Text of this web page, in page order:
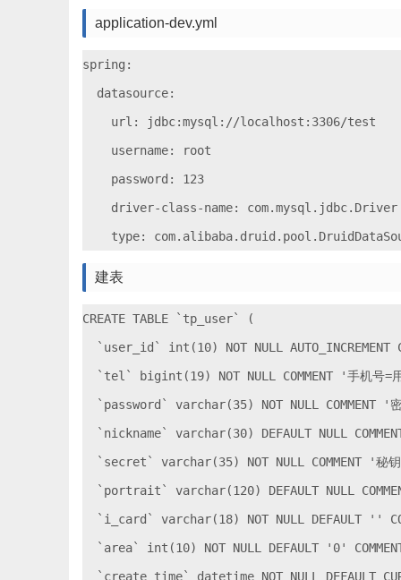
application-dev.yml
spring:
  datasource:
    url: jdbc:mysql://localhost:3306/test
    username: root
    password: 123
    driver-class-name: com.mysql.jdbc.Driver
建表
CREATE TABLE `tp_user` (
`user_id` int(10) NOT NULL AUTO_INCREMENT
`tel` bigint(19) NOT NULL COMMENT '手机号=
`password` varchar(35) NOT NULL COMMENT '
`nickname` varchar(30) DEFAULT NULL
`secret` varchar(35) NOT NULL COMMENT '秘
`portrait` varchar(120) DEFAULT NULL
`i_card` varchar(18) NOT NULL DEFAULT ''
`area` int(10) NOT NULL DEFAULT '0'
`create_time` datetime NOT NULL DEFAULT